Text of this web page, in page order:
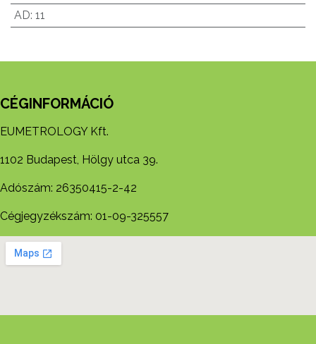
AD: 11
CÉGINFORMÁCIÓ
EUMETROLOGY Kft.
1102 Budapest, Hölgy utca 39.
Adószám: 26350415-2-42
Cégjegyzékszám: 01-09-325557